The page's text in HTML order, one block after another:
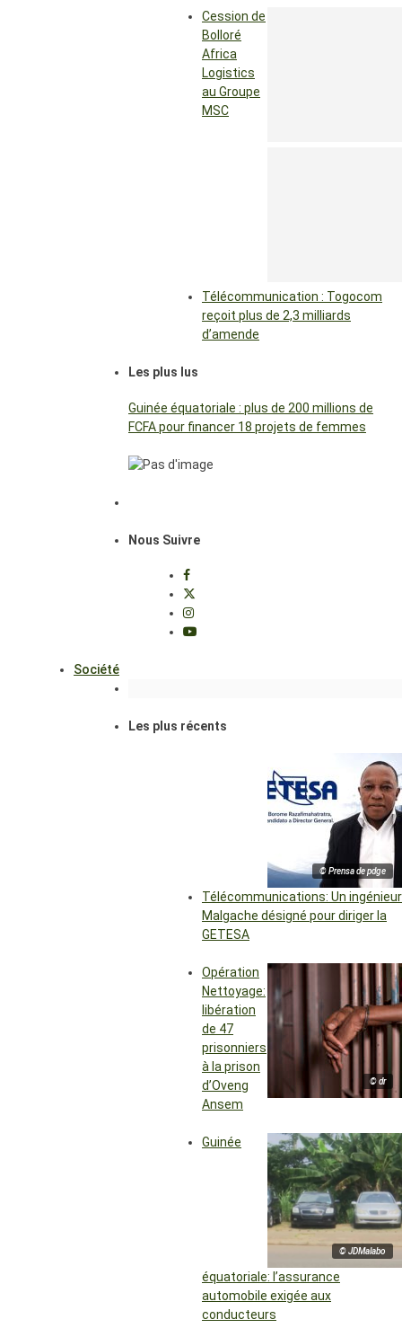
Cession de
Bolloré
Africa
Logistics
au Groupe
MSC
Télécommunication : Togocom
reçoit plus de 2,3 milliards
d’amende
Les plus lus
Guinée équatoriale : plus de 200 millions de
FCFA pour financer 18 projets de femmes
Nous Suivre
Société
Les plus récents
© Prensa de pdge
Télécommunications: Un ingénieur
Malgache désigné pour diriger la
GETESA
© dr
Opération
Nettoyage:
libération
de 47
prisonniers
à la prison
d’Oveng
Ansem
© JDMalabo
Guinée
équatoriale: l’assurance
automobile exigée aux
conducteurs